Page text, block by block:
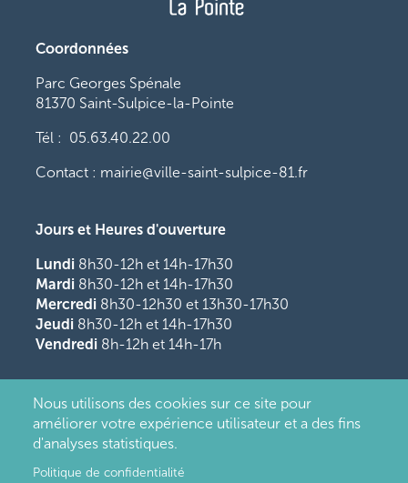
Nous utilisons des cookies sur ce site pour
améliorer votre expérience utilisateur et a des fins
d'analyses statistiques.
Politique de confidentialité
Coordonnées
Parc Georges Spénale
81370 Saint-Sulpice-la-Pointe
Tél : 05.63.40.22.00
Contact : mairie@ville-saint-sulpice-81.fr
Jours et Heures d'ouverture
Lundi 8h30-12h et 14h-17h30
Mardi 8h30-12h et 14h-17h30
Mercredi 8h30-12h30 et 13h30-17h30
Jeudi 8h30-12h et 14h-17h30
Vendredi 8h-12h et 14h-17h